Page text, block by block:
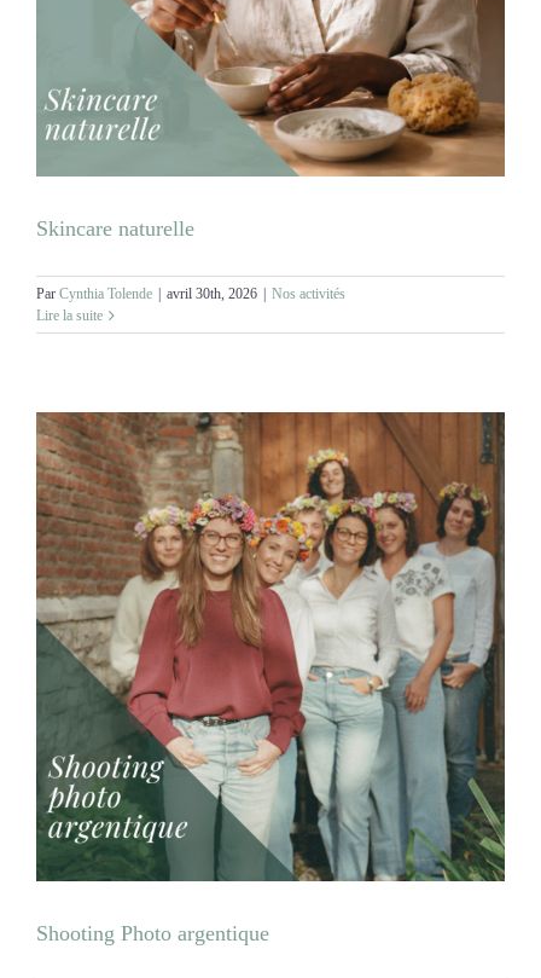
NOS ACTIVITES
CONTACT
Skincare naturelle
Par Cynthia Tolende | avril 30th, 2026 | Nos activités
Lire la suite
Shooting Photo argentique